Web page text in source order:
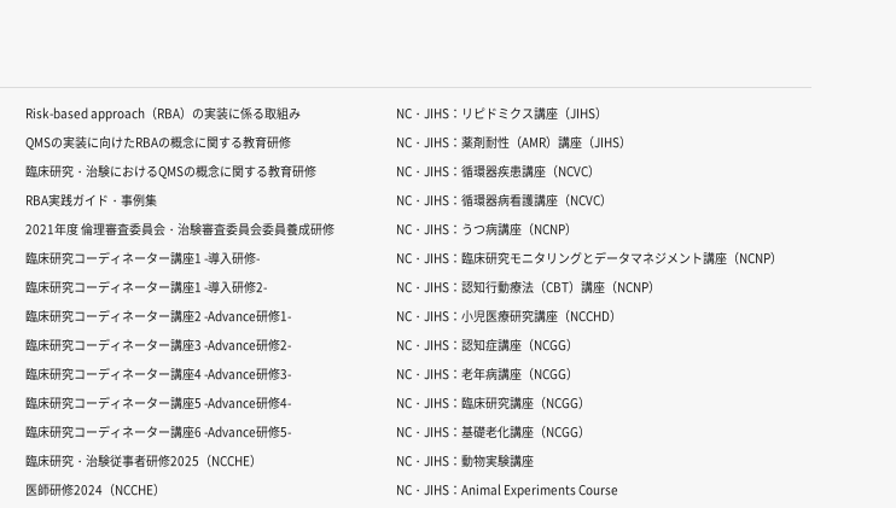
Risk-based approach（RBA）の実装に係る取組み
QMSの実装に向けたRBAの概念に関する教育研修
臨床研究・治験におけるQMSの概念に関する教育研修
RBA実践ガイド・事例集
2021年度 倫理審査委員会・治験審査委員会委員養成研修
臨床研究コーディネーター講座1 -導入研修-
臨床研究コーディネーター講座1 -導入研修2-
臨床研究コーディネーター講座2 -Advance研修1-
臨床研究コーディネーター講座3 -Advance研修2-
臨床研究コーディネーター講座4 -Advance研修3-
臨床研究コーディネーター講座5 -Advance研修4-
臨床研究コーディネーター講座6 -Advance研修5-
臨床研究・治験従事者研修2025（NCCHE）
医師研修2024（NCCHE）
NC・JIHS：リピドミクス講座（JIHS）
NC・JIHS：薬剤耐性（AMR）講座（JIHS）
NC・JIHS：循環器疾患講座（NCVC）
NC・JIHS：循環器病看護講座（NCVC）
NC・JIHS：うつ病講座（NCNP）
NC・JIHS：臨床研究モニタリングとデータマネジメント講座（NCNP）
NC・JIHS：認知行動療法（CBT）講座（NCNP）
NC・JIHS：小児医療研究講座（NCCHD）
NC・JIHS：認知症講座（NCGG）
NC・JIHS：老年病講座（NCGG）
NC・JIHS：臨床研究講座（NCGG）
NC・JIHS：基礎老化講座（NCGG）
NC・JIHS：動物実験講座
NC・JIHS：Animal Experiments Course